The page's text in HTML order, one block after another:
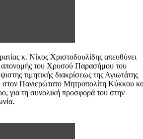
κ. Νίκος Χριστοδουλίδης απευθύνει
απονομής του Χρυσού Παρασήμου του
τιμητικής διακρίσεως της Αγιωτάτης
Πανιερώτατο Μητροπολίτη Κύκκου
για τη συνολική προσφορά του στην